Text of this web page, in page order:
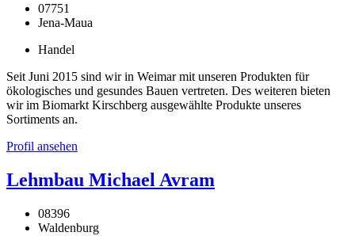
07751
Jena-Maua
Handel
Seit Juni 2015 sind wir in Weimar mit unseren Produkten für
ökologisches und gesundes Bauen vertreten. Des weiteren bieten
wir im Biomarkt Kirschberg ausgewählte Produkte unseres
Sortiments an.
Profil ansehen
Lehmbau Michael Avram
08396
Waldenburg